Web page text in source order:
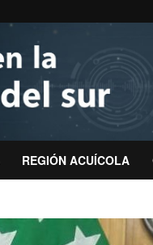
REGIÓN ACUÍCOLA